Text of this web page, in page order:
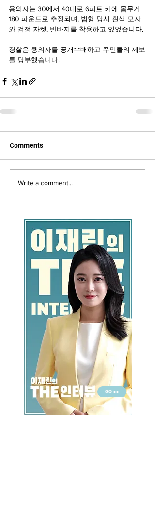
용의자는 30에서 40대로 6피트 키에 몸무게
180 파운드로 추정되며, 범행 당시 흰색 모자
와 검정 자켓, 반바지를 착용하고 있었습니다.
경찰은 용의자를 공개수배하고 주민들의 제보
를 당부했습니다.
Comments
Write a comment...
GO >>